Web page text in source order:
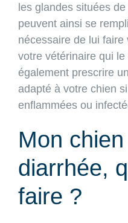
les glandes situées de
peuvent ainsi se
nécessaire de lui
votre vétérinaire qui
également prescrire
adapté à votre chien
enflammées ou
Mon
diarrhée,
faire ?